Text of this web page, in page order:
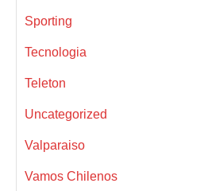
Sporting
Tecnologia
Teleton
Uncategorized
Valparaiso
Vamos Chilenos